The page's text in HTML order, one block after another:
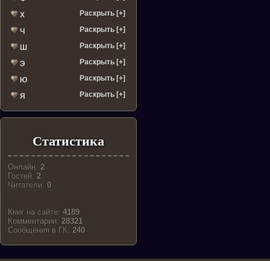
Х Раскрыть [+]
Ч Раскрыть [+]
Ш Раскрыть [+]
Э Раскрыть [+]
Ю Раскрыть [+]
Я Раскрыть [+]
Статистика
Онлайн:2
Гостей:2
Читатели:0
Книг на сайте:4189
Комментарии:28321
Cообщения в ГК:240